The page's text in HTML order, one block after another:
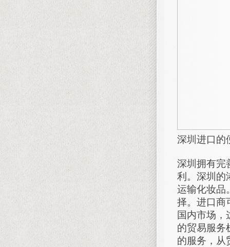
深圳进口的
深圳拥有完
利。深圳的
运输化妆品
择。进口商
国内市场，
的贸易服务
的服务，从